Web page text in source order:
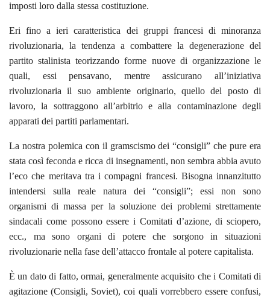
imposti loro dalla stessa costituzione.
Eri fino a ieri caratteristica dei gruppi francesi di minoranza
rivoluzionaria, la tendenza a combattere la degenerazione del
partito stalinista teorizzando forme nuove di organizzazione le
quali, essi pensavano, mentre assicurano all’iniziativa
rivoluzionaria il suo ambiente originario, quello del posto di
lavoro, la sottraggono all’arbitrio e alla contaminazione degli
apparati dei partiti parlamentari.
La nostra polemica con il gramscismo dei “consigli” che pure era
stata così feconda e ricca di insegnamenti, non sembra abbia avuto
l’eco che meritava tra i compagni francesi. Bisogna innanzitutto
intendersi sulla reale natura dei “consigli”; essi non sono
organismi di massa per la soluzione dei problemi strettamente
sindacali come possono essere i Comitati d’azione, di sciopero,
ecc., ma sono organi di potere che sorgono in situazioni
rivoluzionarie nella fase dell’attacco frontale al potere capitalista.
È un dato di fatto, ormai, generalmente acquisito che i Comitati di
agitazione (Consigli, Soviet), coi quali vorrebbero essere confusi,